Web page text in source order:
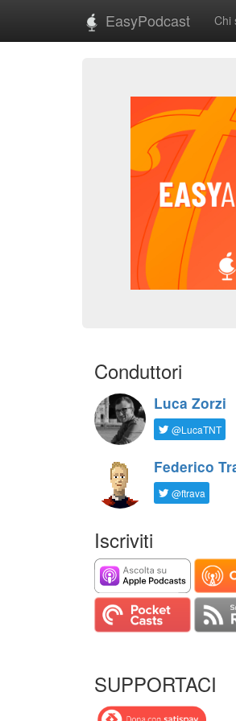
EasyPodcast Chi
Conduttori
Luca Zorzi
@LucaTNT
Federico
@ftrava
Iscriviti
SUPPORTACI